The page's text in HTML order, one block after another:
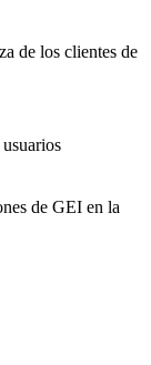
de los clientes de
de GEI en la